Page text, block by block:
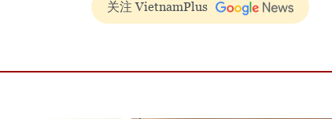
关注 VietnamPlus